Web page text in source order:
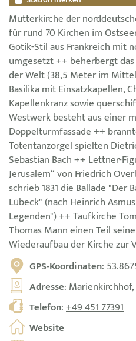
Mutterkirche der
für rund 70 Kirchen im
Gotik-Stil aus Frankreich mit
umgesetzt ++ beherbergt
der Welt (38,5 Meter im
Basilika mit Einsatzkapellen,
Kapellenkranz sowie
Westwerk besteht aus einer
Doppelturmfassade ++
Totentanzorgel spielten
Sebastian Bach ++ Lettner-
Jerusalem“ von Friedrich
schrieb 1831 die Ballade "Der
Lübeck" (nach Heinrich
Legenden") ++ Taufkirche
Thomas Mann einen Teil
Wiederaufbau der Kirche zur
GPS-Koordinaten:
Adresse:
Telefon:+49 451 77391
Website